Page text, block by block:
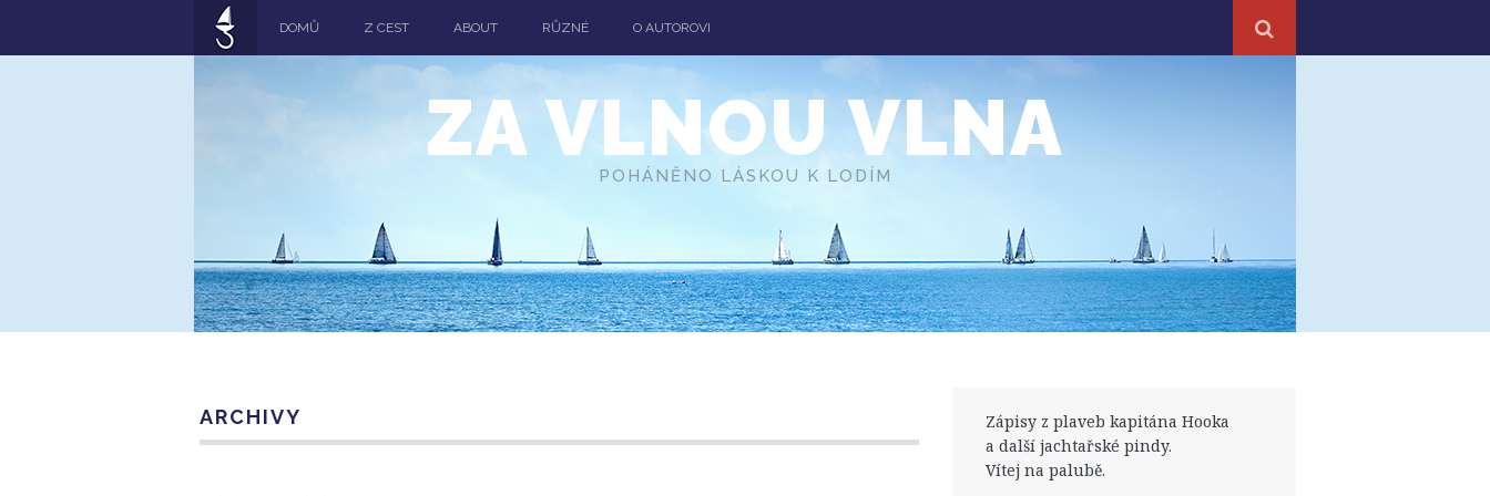
DOMŮ Z CEST ABOUT RŮZNÉ O AUTOROVI
ZA VLNOU VLNA
POHÁNĚNO LÁSKOU K LODÍM
ARCHIVY
Zápisy z plaveb kapitána Hooka
a další jachtařské pindy.
Vítej na palubě.